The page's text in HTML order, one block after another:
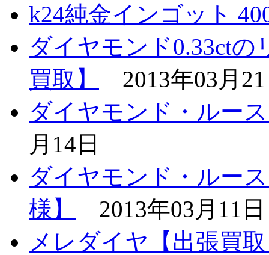
k24純金インゴット
ダイヤモンド0.33ctの
買取】
2013年03月
ダイヤモンド・ルー
月14日
ダイヤモンド・ルー
様】
2013年03月11日
メレダイヤ【出張買